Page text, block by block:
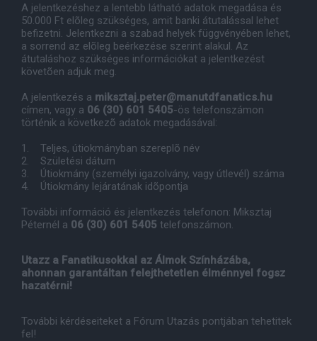
A jelentkezéshez a lentebb látható adatok megadása és
50.000 Ft elõleg szükséges, amit banki átutalással lehet
befizetni. Jelentkezni a szabad helyek függvényében lehet,
a sorrend az elõleg beérkezése szerint alakul. Az
átutaláshoz szükséges információkat a jelentkezést
követõen adjuk meg.
A jelentkezés a miksztaj.peter@manutdfanatics.hu
címen, vagy a 06 (30) 601 5405-ös telefonszámon
történik a következõ adatok megadásával:
1. Teljes, útiokmányban szereplõ név
2. Születési dátum
3. Útiokmány (személyi igazolvány, vagy útlevél) száma
4. Útiokmány lejáratának idõpontja
További információ és jelentkezés telefonon: Miksztaj
Péternél a 06 (30) 601 5405 telefonszámon.
Utazz a Fanatikusokkal az Álmok Színházába,
ahonnan garantáltan felejthetetlen élménnyel fogsz
hazatérni!
További kérdéseiteket a Fórum Utazás pontjában tehetitek
fel!